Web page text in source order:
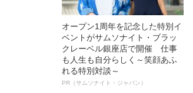
オープン1周年を記念した特別イ
ベントがサムソナイト・ブラッ
クレーベル銀座店で開催 仕事
も人生も自分らしく～笑顔あふ
れる特別対談～
PR（サムソナイト・ジャパン）